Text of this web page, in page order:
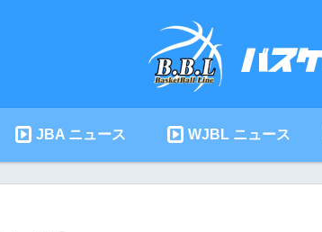
JBA ニュース WJBL ニュース